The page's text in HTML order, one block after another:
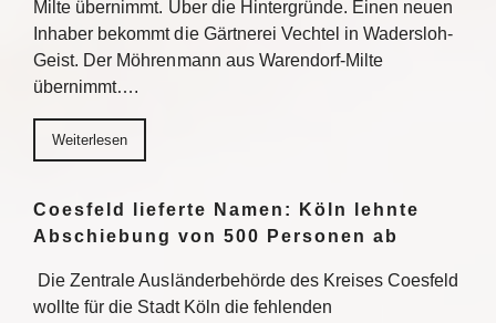
Milte übernimmt. Über die Hintergründe. Einen neuen
Inhaber bekommt die Gärtnerei Vechtel in Wadersloh-
Geist. Der Möhrenmann aus Warendorf-Milte
übernimmt….
Weiterlesen
Coesfeld lieferte Namen: Köln lehnte
Abschiebung von 500 Personen ab
Die Zentrale Ausländerbehörde des Kreises Coesfeld
wollte für die Stadt Köln die fehlenden